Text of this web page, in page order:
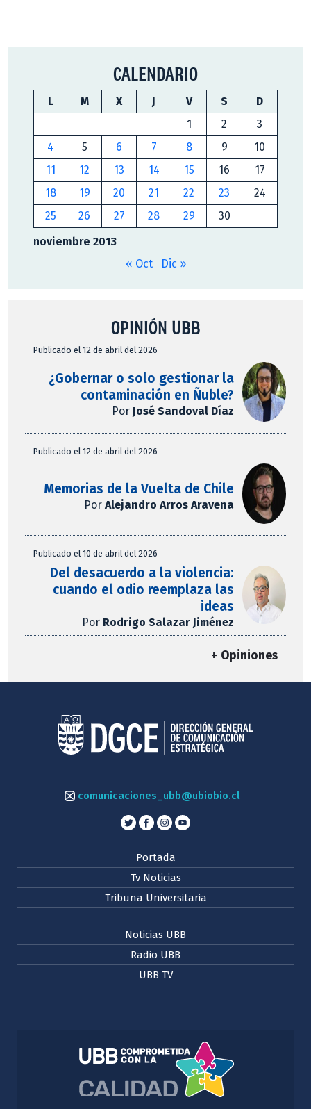
CALENDARIO
noviembre 2013
L M X J V S
D
1
2
3
4
5 6 7 8 9
10
11
12 13 14 15 16
17
18
19 20 21 22 23
24
25
26 27 28 29 30
« Oct Dic »
OPINIÓN UBB
Publicado el 12 de abril del 2026
¿Gobernar o solo gestionar la
contaminación en Ñuble?
Por José Sandoval Díaz
Publicado el 12 de abril del 2026
Memorias de la Vuelta de Chile
PorAlejandro Arros Aravena
Publicado el 10 de abril del 2026
Del desacuerdo a la violencia:
cuando el odio reemplaza las
ideas
Por Rodrigo Salazar Jiménez
+ Opiniones
comunicaciones_ubb@ubiobio.cl
Portada
Tv Noticias
Tribuna Universitaria
Noticias UBB
Radio UBB
UBB TV